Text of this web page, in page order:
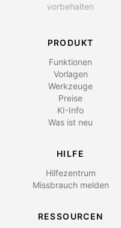
vorbehalten
PRODUKT
Funktionen
Vorlagen
Werkzeuge
Preise
KI-Info
Was ist neu
HILFE
Hilfezentrum
Missbrauch melden
RESSOURCEN